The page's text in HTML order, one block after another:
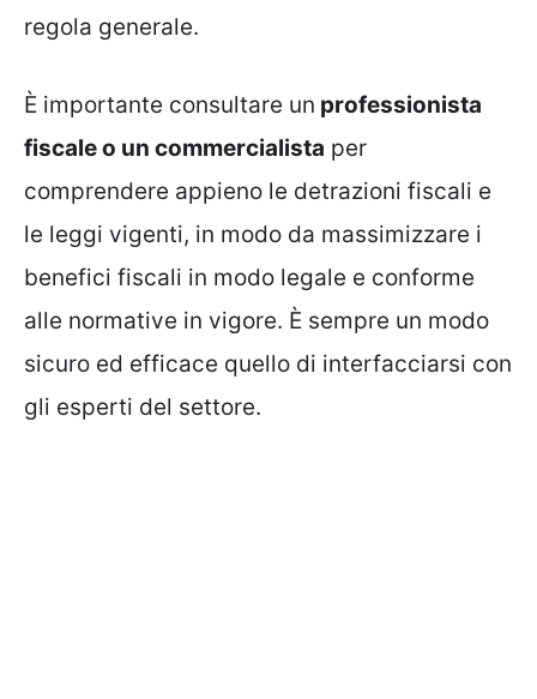
regola generale.
È importante consultare un professionista
fiscale o un commercialista per
comprendere appieno le detrazioni fiscali e
le leggi vigenti, in modo da massimizzare i
benefici fiscali in modo legale e conforme
alle normative in vigore. È sempre un modo
sicuro ed efficace quello di interfacciarsi con
gli esperti del settore.